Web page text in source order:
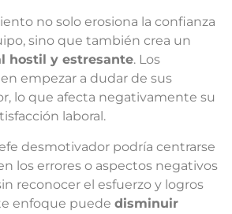
no solo erosiona la confianza
sino que también crea un
hostil y estresante. Los
empezar a dudar de sus
lo que afecta negativamente su
laboral.
desmotivador podría centrarse
los errores o aspectos negativos
reconocer el esfuerzo y logros
enfoque puede disminuir